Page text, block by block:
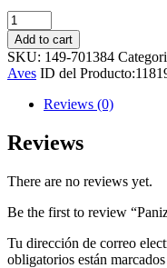
Panizo
en
rama
250gr
quantity
Add to cart
SKU: 149-701384
Aves ID del Producto:
Reviews (0)
Reviews
There are no reviews yet.
Be the first to review
Tu dirección de correo
obligatorios están